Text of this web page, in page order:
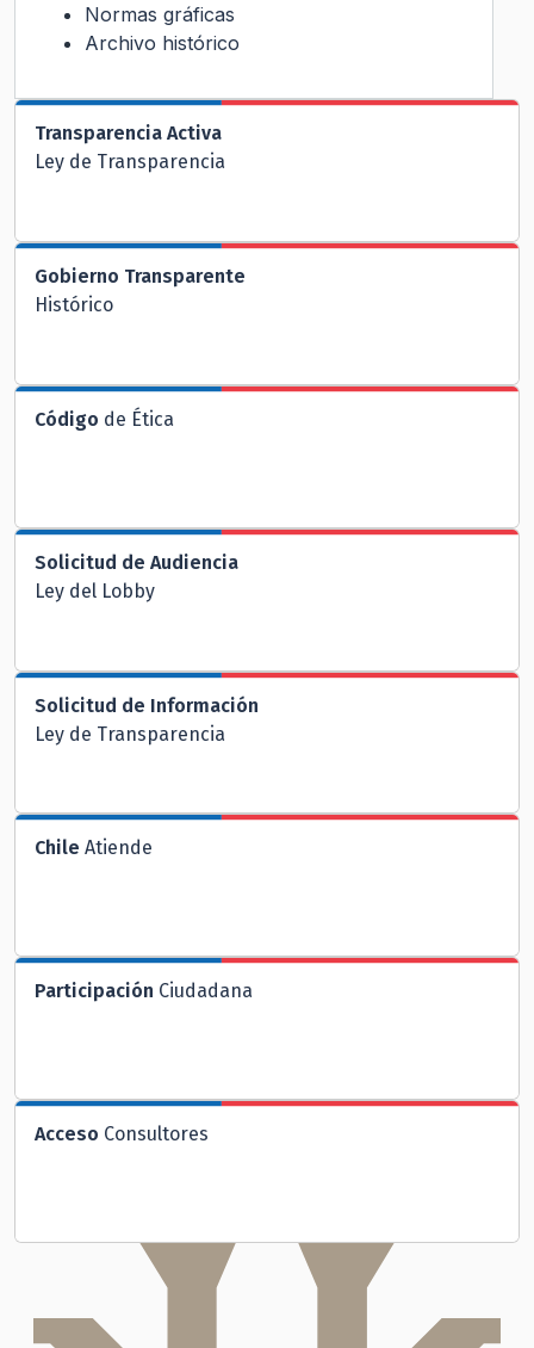
Normas gráficas
Archivo histórico
Transparencia Activa
Ley de Transparencia
Gobierno Transparente
Histórico
Código de Ética
Solicitud de Audiencia
Ley del Lobby
Solicitud de Información
Ley de Transparencia
Chile Atiende
Participación Ciudadana
Acceso Consultores